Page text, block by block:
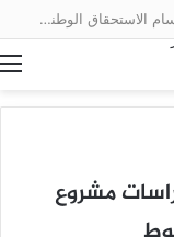
قائد الأركان يوشح ملحق الدفاع الفرنسي بوسام الاستحقاق الوطني مع انتهاء مهامه
مشروع